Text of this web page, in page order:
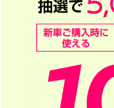
改めてお選びいただけます。
応募前にご注文された場合
車両本体価格、メーカー
プション含む)の合計金額(税
にお問い合わせください。
ムラーノ/新型キックス/新
（水）までに車両登録いただ